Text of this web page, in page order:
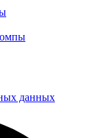
данных